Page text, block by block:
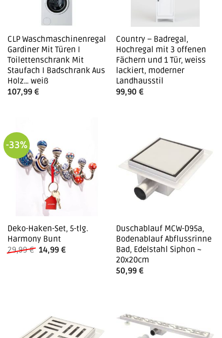
CLP Waschmaschinenregal
Gardiner Mit Türen I
Toilettenschrank Mit
Staufach I Badschrank Aus
Holz… weiß
107,99 €
Country – Badregal,
Hochregal mit 3 offenen
Fächern und 1 Tür, weiss
lackiert, moderner
Landhausstil
99,90 €
-33%
Deko-Haken-Set, 5-tlg.
Harmony Bunt
29,99€ Ursprünglicher
14,99 €Aktueller
Duschablauf MCW-D95a,
Bodenablauf Abflussrinne
Bad, Edelstahl Siphon ~
20x20cm
50,99 €